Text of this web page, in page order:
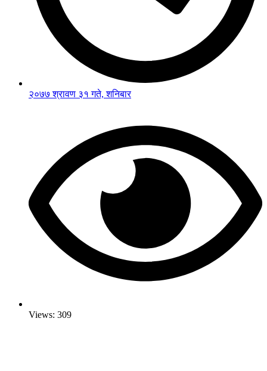
२०७७ श्रावण ३१ गते, शनिबार
Views: 309